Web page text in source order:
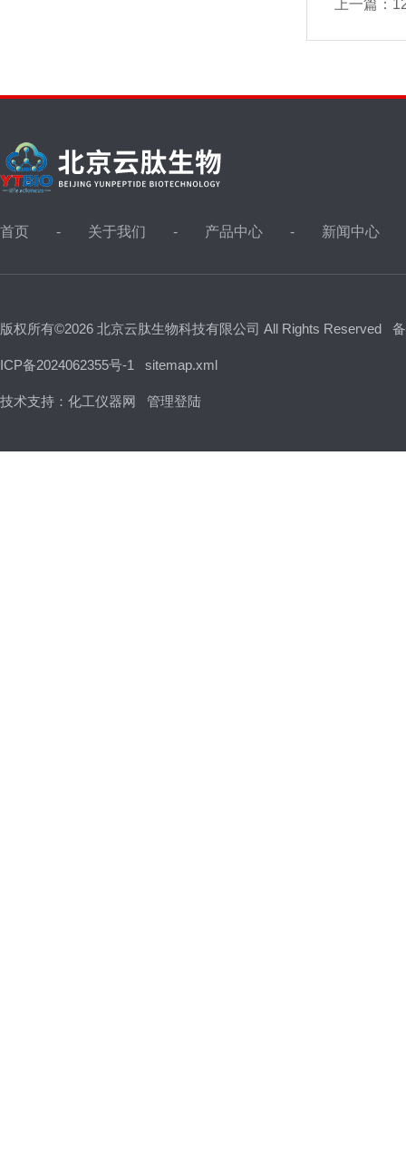
上一篇：
首页 关于我们 产品中心 新闻中心
版权所有©2026 北京云肽生物科技有限公司 All Rights Reserved
ICP备2024062355号-1 sitemap.xml
技术支持： 化工仪器网 管理登陆